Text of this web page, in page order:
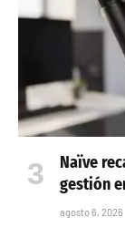
Naïve
gestión
agosto 6, 2026